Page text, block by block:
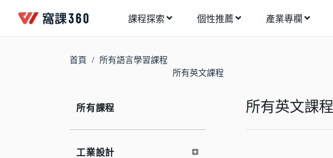
課程探索
手機APP開發
個性推薦
架構師
產業專欄
語言學習
今天想要學什麼?
首頁
所有語言學習課程
所有英文課程
所有課程
工業設計
所有英文課程